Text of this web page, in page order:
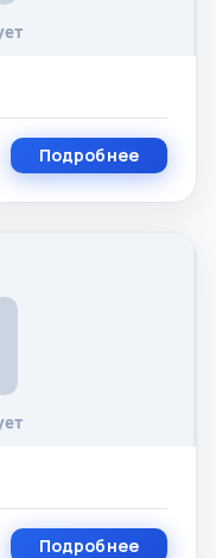
Подробнее
Подробнее